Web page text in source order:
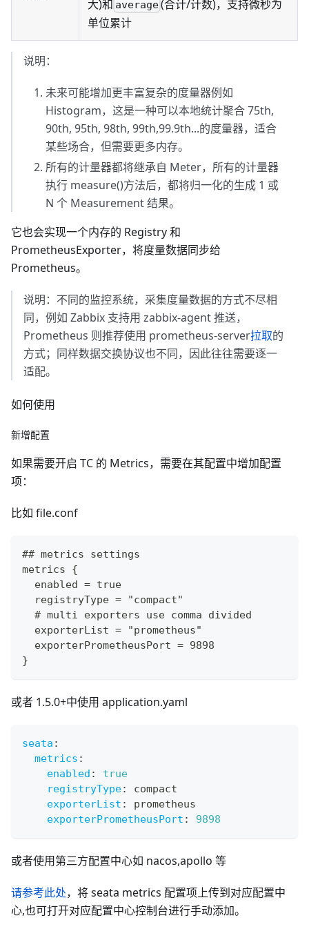
大)和 average(合计/计数)，支持微秒为
单位累计
说明：
未来可能增加更丰富复杂的度量器例如
Histogram，这是一种可以本地统计聚合 75th,
90th, 95th, 98th, 99th,99.9th...的度量器，适合
某些场合，但需要更多内存。
所有的计量器都将继承自 Meter，所有的计量器
执行 measure()方法后，都将归一化的生成 1 或
N 个 Measurement 结果。
它也会实现一个内存的 Registry 和
PrometheusExporter，将度量数据同步给
Prometheus。
说明：不同的监控系统，采集度量数据的方式不尽相
同，例如 Zabbix 支持用 zabbix-agent 推送，
Prometheus 则推荐使用 prometheus-server拉取的
方式；同样数据交换协议也不同，因此往往需要逐一
适配。
如何使用
新增配置
如果需要开启 TC 的 Metrics，需要在其配置中增加配置
项：
比如 file.conf
## metrics settings
metrics {
  enabled = true
  registryType = "compact"
  # multi exporters use comma divided
  exporterList = "prometheus"
  exporterPrometheusPort = 9898
}
或者 1.5.0+中使用 application.yaml
seata :
metrics :
enabled :
true
registryType:
compact
exporterList :
prometheus
exporterPrometheusPort : 9898
或者使用第三方配置中心如 nacos,apollo 等
请参考此处，将 seata metrics 配置项上传到对应配置中
心,也可打开对应配置中心控制台进行手动添加。